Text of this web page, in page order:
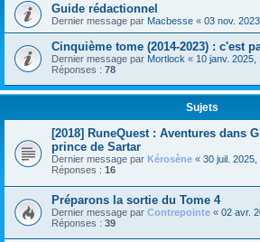
Guide rédactionnel
Dernier message par Macbesse « 03 nov.
Cinquième tome (2014-2023) : c'est
Dernier message par Mortlock « 10 janv. 2025,
Réponses : 78
Sujets
[2018] RuneQuest : Aventures dans
prince de Sartar
Dernier message par Kérosène « 30 juil. 2025,
Réponses : 16
Préparons la sortie du Tome 4
Dernier message par Contrepointe « 02 avr.
Réponses : 39